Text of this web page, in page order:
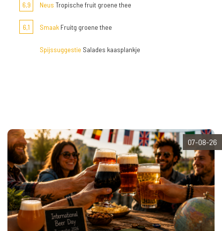
6,9 Neus Tropische fruit groene thee
6,1 Smaak Fruitg groene thee
Spijssuggestie Salades kaasplankje
07-08-26